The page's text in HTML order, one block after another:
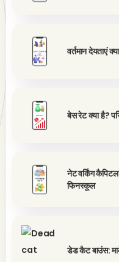
वर्तमान देयताएं
बेस रेट क्या है?
नेट वर्किंग
फिनस्कूल
डेड कैट बाउंस: